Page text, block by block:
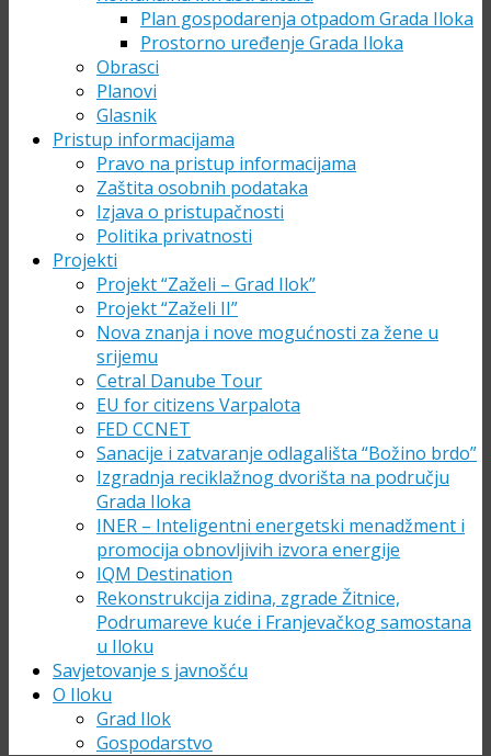
Plan gospodarenja otpadom Grada Iloka
Prostorno uređenje Grada Iloka
Obrasci
Planovi
Glasnik
Pristup informacijama
Pravo na pristup informacijama
Zaštita osobnih podataka
Izjava o pristupačnosti
Politika privatnosti
Projekti
Projekt “Zaželi – Grad Ilok”
Projekt “Zaželi II”
Nova znanja i nove mogućnosti za žene u
srijemu
Cetral Danube Tour
EU for citizens Varpalota
FED CCNET
Sanacije i zatvaranje odlagališta “Božino brdo”
Izgradnja reciklažnog dvorišta na području
Grada Iloka
INER – Inteligentni energetski menadžment i
promocija obnovljivih izvora energije
IQM Destination
Rekonstrukcija zidina, zgrade Žitnice,
Podrumareve kuće i Franjevačkog samostana
u Iloku
Savjetovanje s javnošću
O Iloku
Grad Ilok
Gospodarstvo